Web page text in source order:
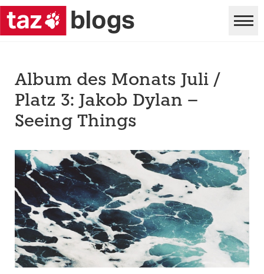
Album des Monats Juli /
Platz 3: Jakob Dylan –
Seeing Things